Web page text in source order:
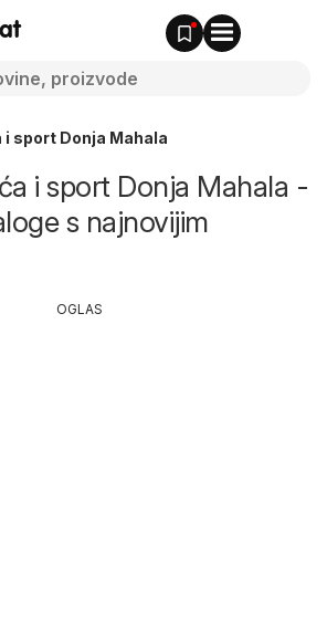
i sport Donja Mahala
i sport Donja Mahala -
s najnovijim
OGLAS